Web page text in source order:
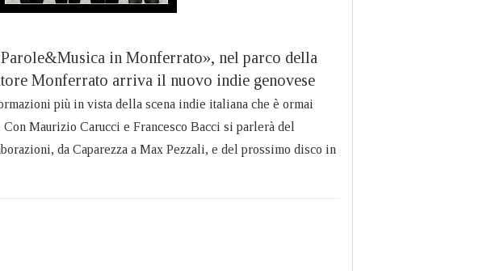
in Monferrato», nel parco della
Monferrato arriva il nuovo indie genovese
più in vista della scena indie italiana che è ormai
Maurizio Carucci e Francesco Bacci si parlerà del
da Caparezza a Max Pezzali, e del prossimo disco in